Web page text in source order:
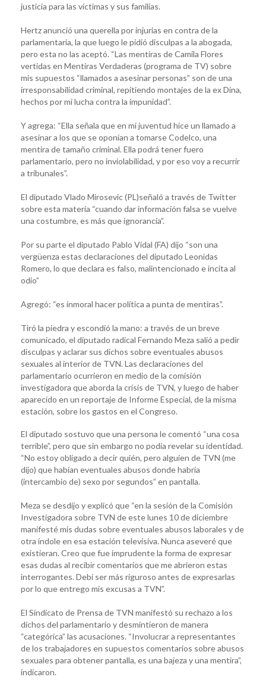
justicia para las víctimas y sus familias.
Hertz anunció una querella por injurias en contra de la
parlamentaria, la que luego le pidió disculpas a la abogada,
pero esta no las aceptó. “Las mentiras de Camila Flores
vertidas en Mentiras Verdaderas (programa de TV) sobre
mis supuestos “llamados a asesinar personas” son de una
irresponsabilidad criminal, repitiendo montajes de la ex Dina,
hechos por mi lucha contra la impunidad”.
Y agrega: “Ella señala que en mi juventud hice un llamado a
asesinar a los que se oponían a tomarse Codelco, una
mentira de tamaño criminal. Ella podrá tener fuero
parlamentario, pero no inviolabilidad, y por eso voy a recurrir
a tribunales”.
El diputado Vlado Mirosevic (PL)señaló a través de Twitter
sobre esta materia “cuando dar información falsa se vuelve
una costumbre, es más que ignorancia”.
Por su parte el diputado Pablo Vidal (FA) dijo “son una
vergüenza estas declaraciones del diputado Leonidas
Romero, lo que declara es falso, malintencionado e incita al
odio”
Agregó: “es inmoral hacer política a punta de mentiras”.
Tiró la piedra y escondió la mano: a través de un breve
comunicado, el diputado radical Fernando Meza salió a pedir
disculpas y aclarar sus dichos sobre eventuales abusos
sexuales al interior de TVN. Las declaraciones del
parlamentario ocurrieron en medio de la comisión
investigadora que aborda la crisis de TVN, y luego de haber
aparecido en un reportaje de Informe Especial, de la misma
estación, sobre los gastos en el Congreso.
El diputado sostuvo que una persona le comentó “una cosa
terrible”, pero que sin embargo no podía revelar su identidad.
“No estoy obligado a decir quién, pero alguien de TVN (me
dijo) que habían eventuales abusos donde habría
(intercambio de) sexo por segundos” en pantalla.
Meza se desdijo y explicó que “en la sesión de la Comisión
Investigadora sobre TVN de este lunes 10 de diciembre
manifesté mis dudas sobre eventuales abusos laborales y de
otra índole en esa estación televisiva. Nunca aseveré que
existieran. Creo que fue imprudente la forma de expresar
esas dudas al recibir comentarios que me abrieron estas
interrogantes. Debí ser más riguroso antes de expresarlas
por lo que entrego mis excusas a TVN”.
El Sindicato de Prensa de TVN manifestó su rechazo a los
dichos del parlamentario y desmintieron de manera
“categórica” las acusaciones. “Involucrar a representantes
de los trabajadores en supuestos comentarios sobre abusos
sexuales para obtener pantalla, es una bajeza y una mentira”,
indicaron.